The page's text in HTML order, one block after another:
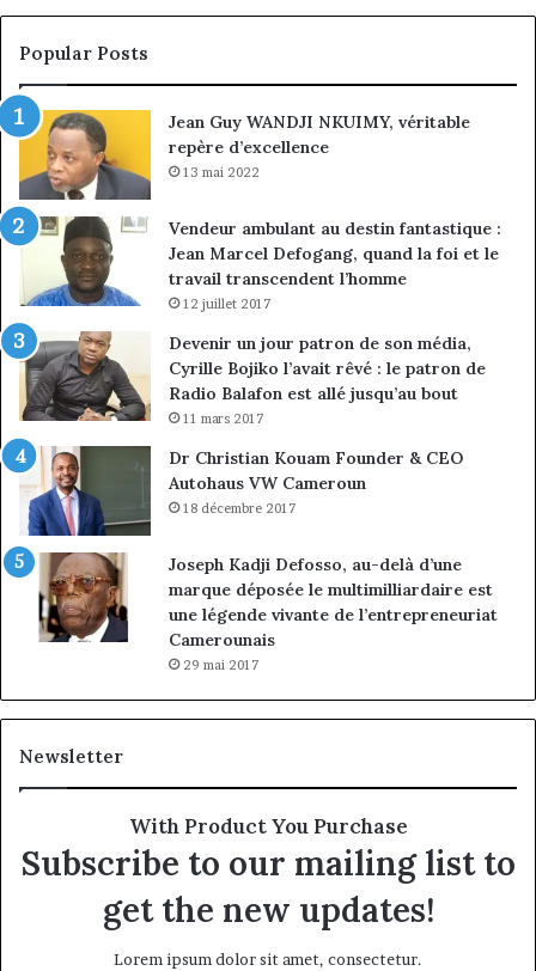
croissance
sous
la
Popular Posts
Jean Guy WANDJI NKUIMY, véritable
repère d’excellence
13 mai 2022
Vendeur ambulant au destin fantastique :
Jean Marcel Defogang, quand la foi et le
travail transcendent l’homme
12 juillet 2017
Devenir un jour patron de son média,
Cyrille Bojiko l’avait rêvé : le patron de
Radio Balafon est allé jusqu’au bout
11 mars 2017
Dr Christian Kouam Founder & CEO
Autohaus VW Cameroun
18 décembre 2017
Joseph Kadji Defosso, au-delà d’une
marque déposée le multimilliardaire est
une légende vivante de l’entrepreneuriat
Camerounais
29 mai 2017
Newsletter
With Product You Purchase
Subscribe to our mailing list to
get the new updates!
Lorem ipsum dolor sit amet, consectetur.